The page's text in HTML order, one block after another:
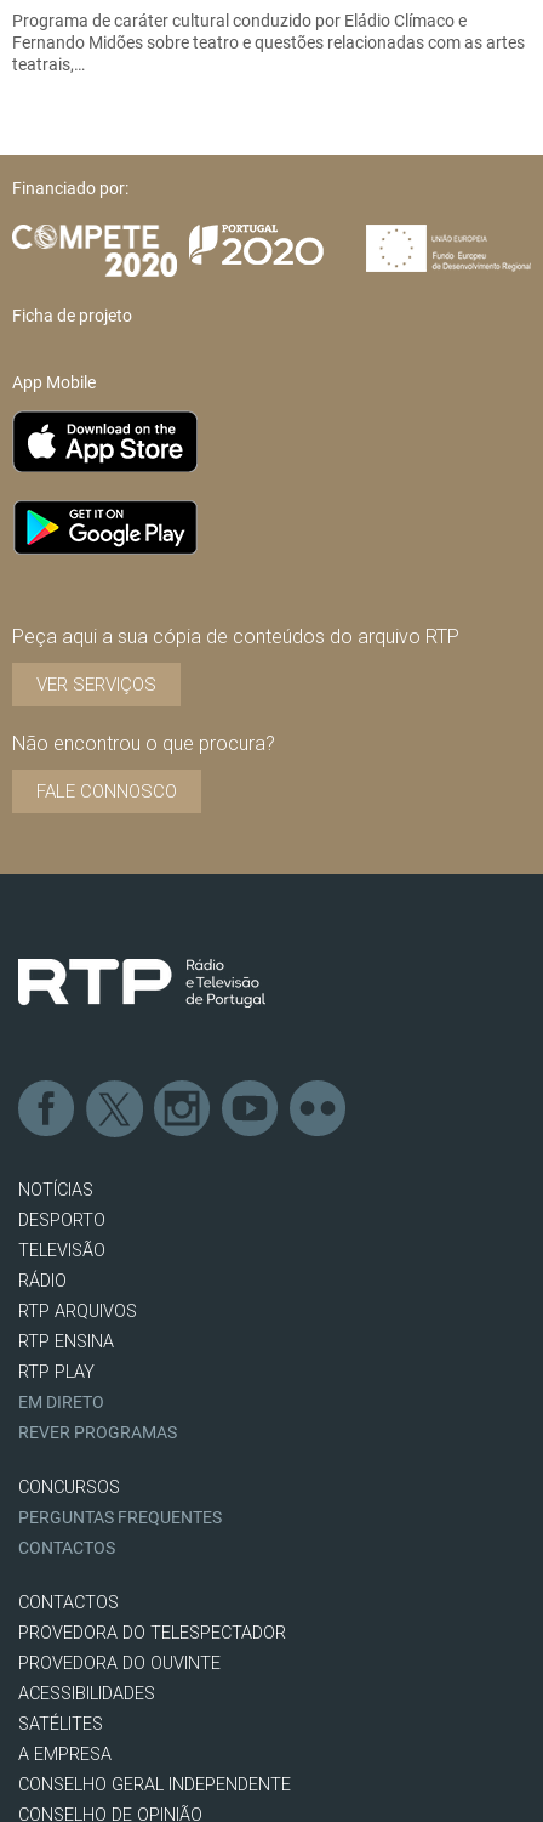
Programa de caráter cultural conduzido por Eládio Clímaco e
Fernando Midões sobre teatro e questões relacionadas com as artes
teatrais,…
Financiado por:
Ficha de projeto
App Mobile
Peça aqui a sua cópia de conteúdos do arquivo RTP
VER SERVIÇOS
Não encontrou o que procura?
FALE CONNOSCO
NOTÍCIAS
DESPORTO
TELEVISÃO
RÁDIO
RTP ARQUIVOS
RTP ENSINA
RTP PLAY
EM DIRETO
REVER PROGRAMAS
CONCURSOS
PERGUNTAS FREQUENTES
CONTACTOS
CONTACTOS
PROVEDORA DO TELESPECTADOR
PROVEDORA DO OUVINTE
ACESSIBILIDADES
SATÉLITES
A EMPRESA
CONSELHO GERAL INDEPENDENTE
CONSELHO DE OPINIÃO